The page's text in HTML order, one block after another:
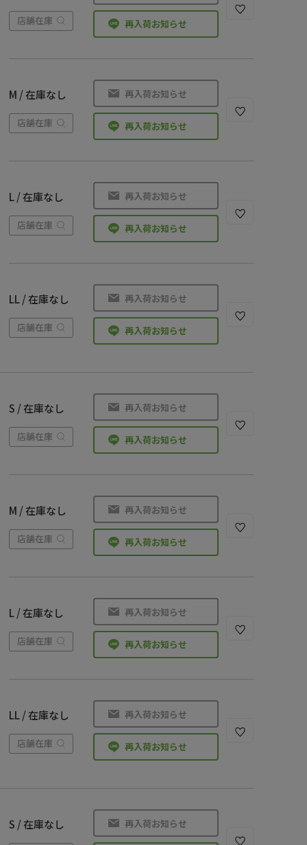
店舗在庫 再入荷お知らせ
M / 在庫なし
店舗在庫
再入荷お知らせ
再入荷お知らせ
L / 在庫なし
店舗在庫
再入荷お知らせ
再入荷お知らせ
LL / 在庫なし
店舗在庫
再入荷お知らせ
再入荷お知らせ
S / 在庫なし
店舗在庫
再入荷お知らせ
再入荷お知らせ
M / 在庫なし
店舗在庫
再入荷お知らせ
再入荷お知らせ
L / 在庫なし
店舗在庫
再入荷お知らせ
再入荷お知らせ
LL / 在庫なし
店舗在庫
再入荷お知らせ
再入荷お知らせ
S / 在庫なし 再入荷お知らせ